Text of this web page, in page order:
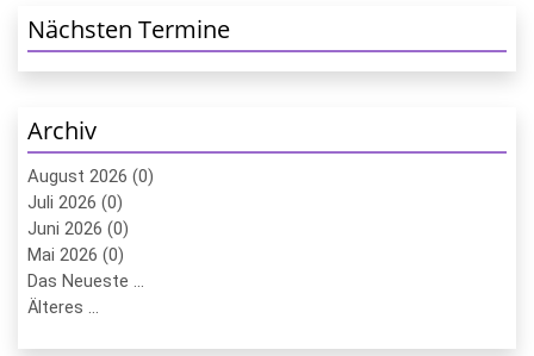
Nächsten Termine
Archiv
August 2026 (0)
Juli 2026 (0)
Juni 2026 (0)
Mai 2026 (0)
Das Neueste ...
Älteres ...